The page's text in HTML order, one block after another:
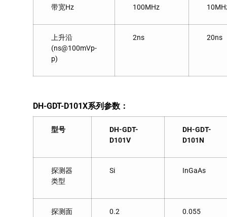
带宽Hz 100MHz
上升沿
(ns@100mVp-
p)
2ns 20ns
DH-GDT-D101X系列参数：
型号
DH-GDT-
D101V
DH-GDT-
D101N
探测器
类型
Si InGaAs
探测面
0.2 0.055